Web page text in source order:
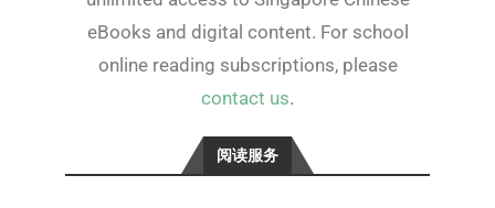
eBooks and digital content. For school
online reading subscriptions, please
contact us.
阅读服务